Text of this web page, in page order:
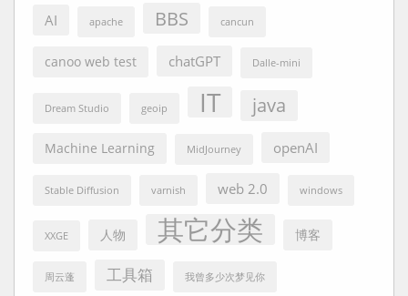
AI apache BBS cancun
canoo web test chatGPT Dalle-mini
Dream Studio geoip IT java
Machine Learning MidJourney openAI
Stable Diffusion varnish web 2.0 windows
XXGE 人物 其它分类 博客
周云蓬 工具箱 我曾多少次梦见你